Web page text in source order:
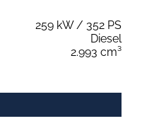
259 kW / 352 PS
Diesel
2.993 cm³